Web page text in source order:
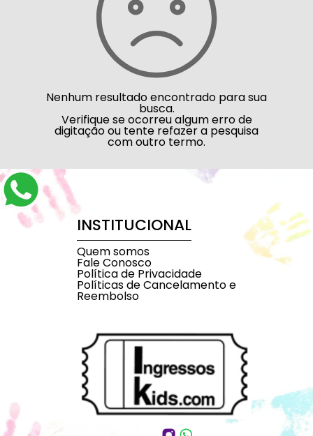
Nenhum resultado encontrado para sua
busca.
Verifique se ocorreu algum erro de
digitação ou tente refazer a pesquisa
com outro termo.
INSTITUCIONAL
Quem somos
Fale Conosco
Política de Privacidade
Políticas de Cancelamento e
Reembolso